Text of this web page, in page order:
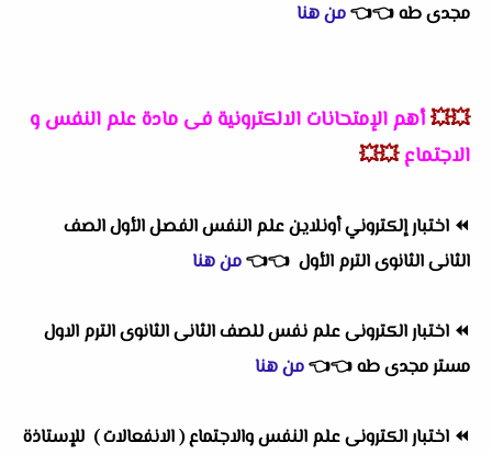
مجدى طه👈
👈من هنا
💥💥أهمالإمتحانات الالكترونية فى مادة علم النفس و
الاجتماع💥💥
⏪ اختبار إلكتروني أونلاين علم النفس الفصل الأول الصف
الثانى الثانوى الترم الأول 👈
👈من هنا
⏪ اختبار الكترونى علم نفس للصف الثانى الثانوى الترم الاول
مستر مجدى طه👈
👈من هنا
⏪ اختبار الكترونى علم النفس والاجتماع ( الانفعالات ) للإستاذة